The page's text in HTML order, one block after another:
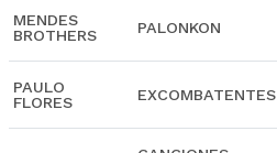
MENDES
BROTHERS
PALONKON
PAULO
FLORES
EXCOMBATENTES